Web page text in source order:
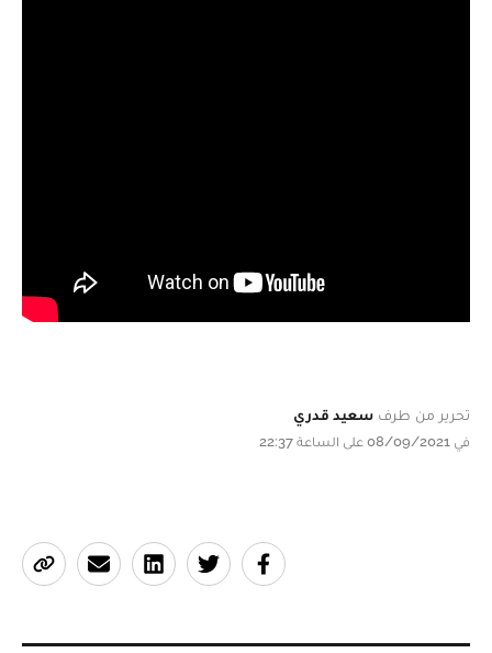
تحرير من طرف سعيد قدري
في 08/09/2021 على الساعة 22:37